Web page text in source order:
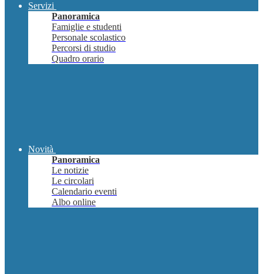
Servizi
Panoramica
Famiglie e studenti
Personale scolastico
Percorsi di studio
Quadro orario
Novità
Panoramica
Le notizie
Le circolari
Calendario eventi
Albo online